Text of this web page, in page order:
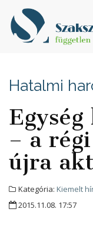
Hatalmi
– a
újra
Kategória: Kiemelt
2015.11.08. 17:57